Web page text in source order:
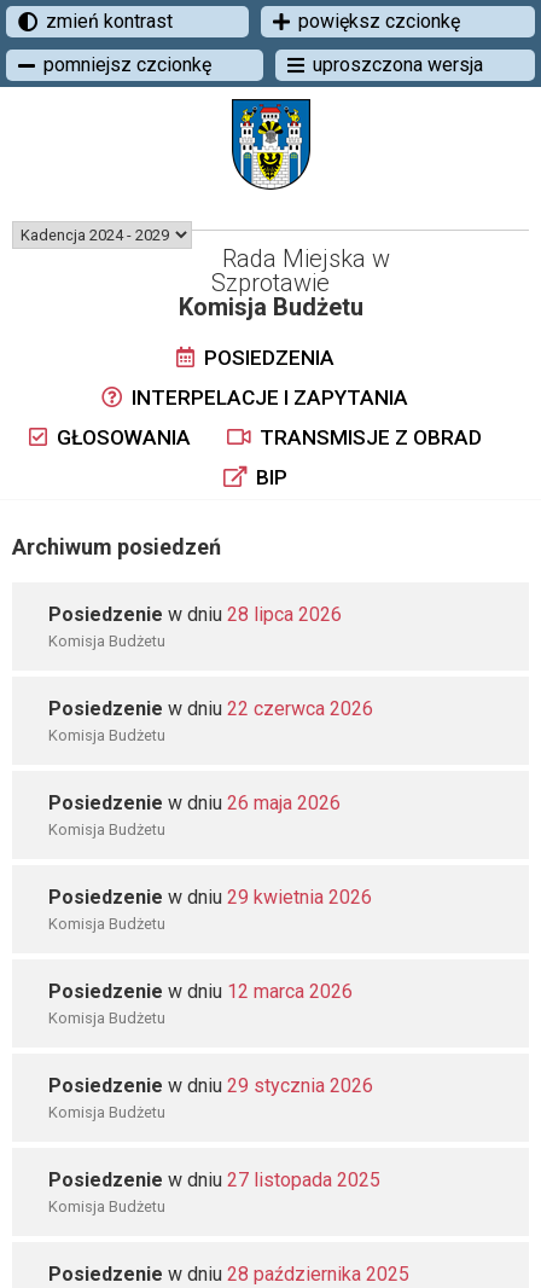
zmień kontrast
powiększ czcionkę
pomniejsz czcionkę
uproszczona wersja
Rada Miejska w
Szprotawie
Komisja Budżetu
POSIEDZENIA
INTERPELACJE I ZAPYTANIA
GŁOSOWANIA
TRANSMISJE Z OBRAD
BIP
Archiwum posiedzeń
Posiedzenie w dniu 28 lipca 2026
Komisja Budżetu
Posiedzenie w dniu 22 czerwca 2026
Komisja Budżetu
Posiedzenie w dniu 26 maja 2026
Komisja Budżetu
Posiedzenie w dniu 29 kwietnia 2026
Komisja Budżetu
Posiedzenie w dniu 12 marca 2026
Komisja Budżetu
Posiedzenie w dniu 29 stycznia 2026
Komisja Budżetu
Posiedzenie w dniu 27 listopada 2025
Komisja Budżetu
Posiedzenie w dniu 28 października 2025